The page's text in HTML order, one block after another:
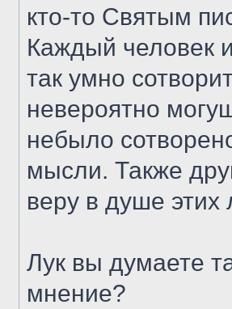
кто-то Святым
Каждый человек
так умно
невероятно
небыло
мысли. Также
веру в душе
Лук вы думаете
мнение?